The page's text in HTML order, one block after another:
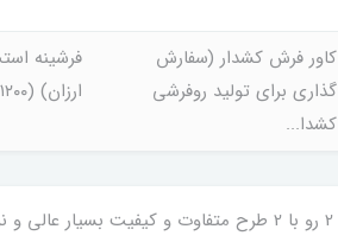
کاور فرش کشدار (سفارش
گذاری برای تولید روفرشی
کشدا...
فرشینه
ارزان) (۱۲۰۰ طرح قابل س...